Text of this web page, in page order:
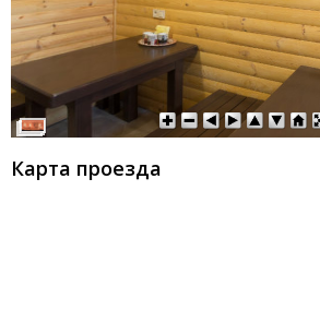
Карта проезда